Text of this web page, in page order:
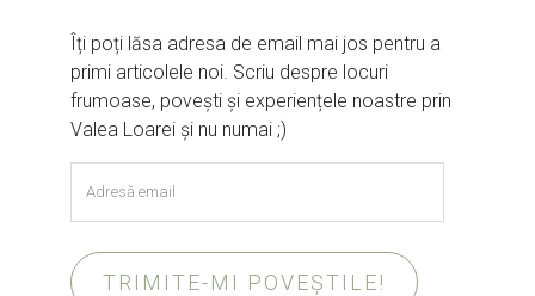
Îți poți lăsa adresa de email mai jos pentru a
primi articolele noi. Scriu despre locuri
frumoase, povești și experiențele noastre prin
Valea Loarei și nu numai ;)
email
TRIMITE-MI POVEȘTILE!